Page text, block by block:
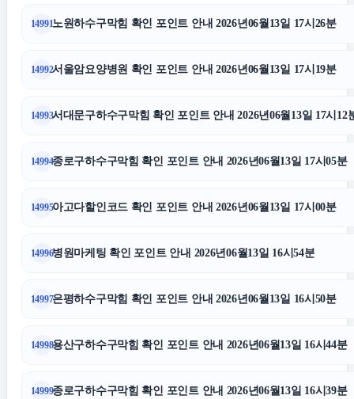
불륜증거
14991노원하수구막힘 확인 포인트 안내 2026년06월13일 17시26분
14992서울암요양병원 확인 포인트 안내 2026년06월13일 17시19분
14993서대문구하수구막힘 확인 포인트 안내 2026년06월13일 17시12
14994종로구하수구막힘 확인 포인트 안내 2026년06월13일 17시05분
14995아고다할인코드 확인 포인트 안내 2026년06월13일 17시00분
14996병원마케팅 확인 포인트 안내 2026년06월13일 16시54분
14997은평하수구막힘 확인 포인트 안내 2026년06월13일 16시50분
14998용산구하수구막힘 확인 포인트 안내 2026년06월13일 16시44분
14999종로구하수구막힘 확인 포인트 안내 2026년06월13일 16시39분